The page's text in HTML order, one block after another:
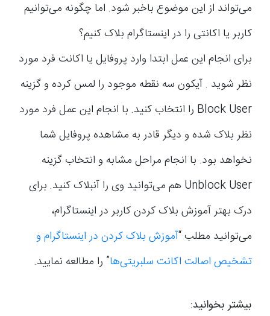
می‌تواند از این موضوع باخبر شود. اما چگونه می‌توانیم
کاربر یا اکانتی را در اینستاگرام بلاک کنیم؟
برای انجام این عمل ابتدا وارد پروفایل یا اکانت فرد مورد
نظر شوید . آیکون سه نقطه موجود را لمس کرده و گزینه
Block User را انتخاب کنید. با انجام این عمل فرد مورد
نظر بلاک شده و دیگر قادر به مشاهده پروفایل شما
نخواهد بود. با انجام مراحل مشابه و انتخاب گزینه
Unblock User هم می‌توانید وی را آنبلاک کنید. برای
درک بهتر آموزش بلاک کردن کاربر در اینستاگرام،
می‌توانید مطلب “آموزش بلاک کردن در اینستاگرام و
تشخیص اصالت اکانت سلبریتی‌ها” را مطالعه نمایید.
بیشتر بخوانید: